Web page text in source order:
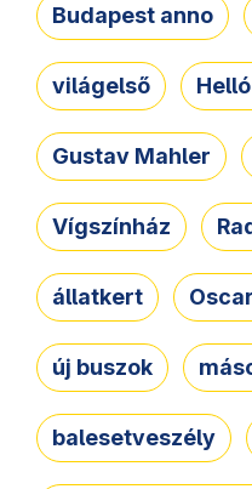
Budapest anno
világelső
Gustav Mahler
Vígszínház
állatkert
új buszok
balesetveszély